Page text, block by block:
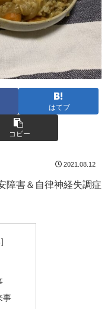
はてブ
コピー
2021.08.12
障害＆自律神経失調症
事